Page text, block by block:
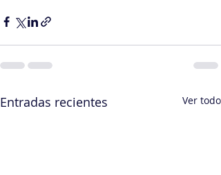
Entradas recientes Ver todo